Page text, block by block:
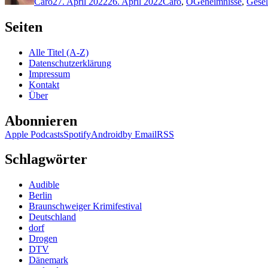
Seiten
Alle Titel (A-Z)
Datenschutzerklärung
Impressum
Kontakt
Über
Abonnieren
Apple PodcastsSpotifyAndroidby EmailRSS
Schlagwörter
Audible
Berlin
Braunschweiger Krimifestival
Deutschland
dorf
Drogen
DTV
Dänemark